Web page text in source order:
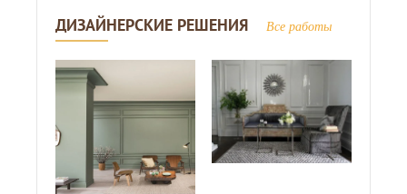
ДИЗАЙНЕРСКИЕ РЕШЕНИЯ Все работы